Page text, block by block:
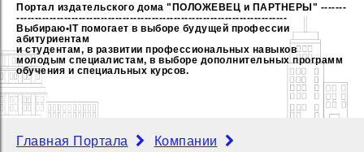
Портал издательского дома "ПОЛОЖЕВЕЦ и ПАРТНЕРЫ" -------
--------------------------------------------------------------------------
Выбираю•IT помогает в выборе будущей профессии
абитуриентам
и студентам, в развитии профессиональных навыков
молодым специалистам, в выборе дополнительных программ
обучения и специальных курсов.
Главная Портала Компании